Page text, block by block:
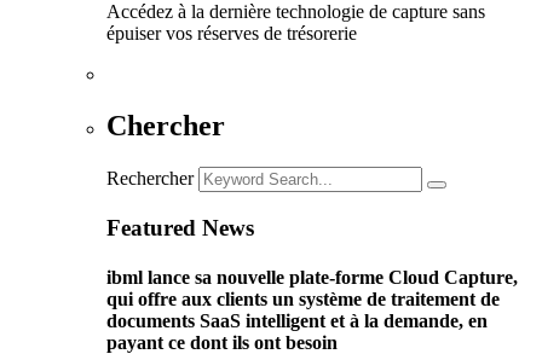
Accédez à la dernière technologie de capture sans
épuiser vos réserves de trésorerie
Chercher
Rechercher
Featured News
ibml lance sa nouvelle plate-forme Cloud Capture,
qui offre aux clients un système de traitement de
documents SaaS intelligent et à la demande, en
payant ce dont ils ont besoin